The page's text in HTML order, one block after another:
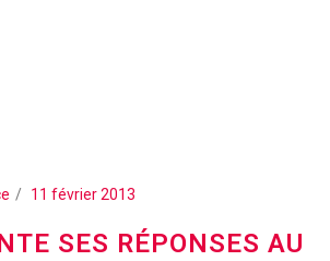
11 février 2013
SES RÉPONSES AU